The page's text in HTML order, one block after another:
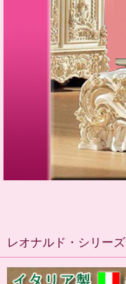
レオナルド・シリーズ